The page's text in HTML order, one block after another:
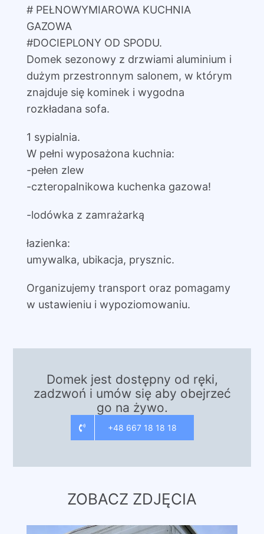
# PEŁNOWYMIAROWA KUCHNIA
GAZOWA
#DOCIEPLONY OD SPODU.
Domek sezonowy z drzwiami aluminium i
dużym przestronnym salonem, w którym
znajduje się kominek i wygodna
rozkładana sofa.
1 sypialnia.
W pełni wyposażona kuchnia:
-pełen zlew
-czteropalnikowa kuchenka gazowa!
-lodówka z zamrażarką
łazienka:
umywalka, ubikacja, prysznic.
Organizujemy transport oraz pomagamy
w ustawieniu i wypoziomowaniu.
Domek jest dostępny od ręki,
zadzwoń i umów się aby obejrzeć
go na żywo.
+48 667 18 18 18
ZOBACZ ZDJĘCIA